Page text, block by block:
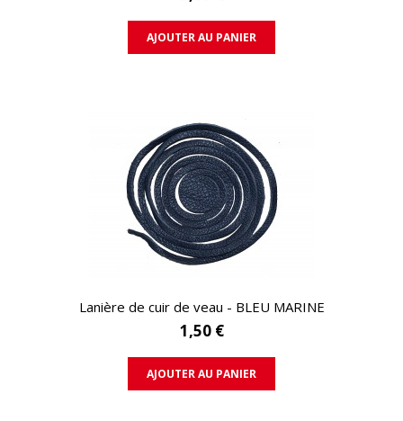
AJOUTER AU PANIER
APERÇU RAPIDE
Lanière de cuir de veau - BLEU MARINE
1,50 €
AJOUTER AU PANIER